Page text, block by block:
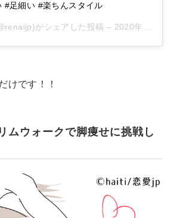
#足細い #楽ちんスタイル
がシェアした投稿 – 2020年 6月月24日午前3時56分PDT
けです！！
ムウォークで脚痩せに挑戦し